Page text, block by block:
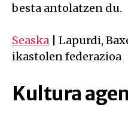
besta antolatzen du.
Seaska | Lapurdi,
ikastolen federazioa
Kultura